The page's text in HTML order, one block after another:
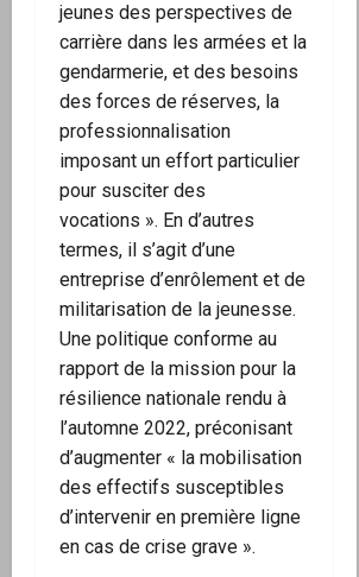
jeunes des perspectives de
carrière dans les armées et la
gendarmerie, et des besoins
des forces de réserves, la
professionnalisation
imposant un effort particulier
pour susciter des
vocations ». En d’autres
termes, il s’agit d’une
entreprise d’enrôlement et de
militarisation de la jeunesse.
Une politique conforme au
rapport de la mission pour la
résilience nationale rendu à
l’automne 2022, préconisant
d’augmenter « la mobilisation
des effectifs susceptibles
d’intervenir en première ligne
en cas de crise grave ».